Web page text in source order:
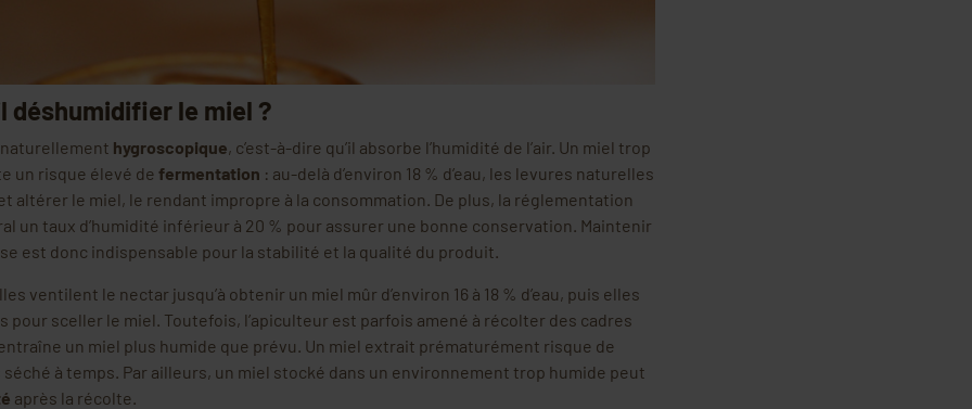
déshumidifier le miel ?
hygroscopique, c’est-à-dire qu’il absorbe l’humidité de l’air. Un miel trop
un risque élevé de fermentation : au-delà d’environ 18 % d’eau, les levures naturelles
altérer le miel, le rendant impropre à la consommation. De plus, la réglementation
un taux d’humidité inférieur à 20 % pour assurer une bonne conservation. Maintenir
est donc indispensable pour la stabilité et la qualité du produit.
ventilent le nectar jusqu’à obtenir un miel mûr d’environ 16 à 18 % d’eau, puis elles
pour sceller le miel. Toutefois, l’apiculteur est parfois amené à récolter des cadres
un miel plus humide que prévu. Un miel extrait prématurément risque de
séché à temps. Par ailleurs, un miel stocké dans un environnement trop humide peut
après la récolte.